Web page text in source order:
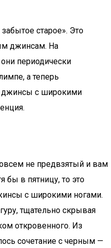
старое». Это
джинсам. На
периодически
а теперь
с широкими
не предвзятый и вам
бы в пятницу, то это
с широкими ногами.
тщательно скрывая
откровенного. Из
сочетание с черным —